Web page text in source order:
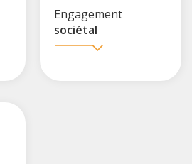
Engagement
sociétal